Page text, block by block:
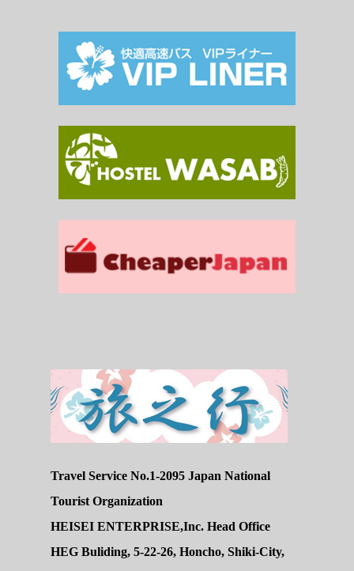
Travel Service No.1-2095 Japan National
Tourist Organization
HEISEI ENTERPRISE,Inc. Head Office
HEG Buliding, 5-22-26, Honcho, Shiki-City,